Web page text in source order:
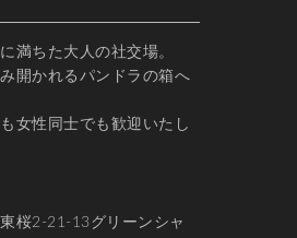
満ちた大人の社交場。
開かれるパンドラの箱へ
女性同士でも歓迎いたし
桜2-21-13グリーンシャ